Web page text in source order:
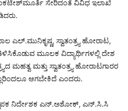
ಸೇರಿದಂತೆ ವಿವಿಧ ಇಲಾಖೆ
ಎಲ್.ಮುನಿಕೃಷ್ಣ, ಸ್ವಾತಂತ್ರ್ಯ ಹೋರಾಟ,
ಮೂಲಕ ವಿದ್ಯಾರ್ಥಿಗಳಲ್ಲಿ ದೇಶ
ಮಹತ್ವ ಮತ್ತು ಸ್ವಾತಂತ್ರ್ಯ ಹೋರಾಟಗಾರರ
ಆಗಬೇಕಿದೆ ಎಂದರು.
ನಿರ್ದೇಶಕ ಎನ್.ಅಶೋಕ್, ಎನ್‌.ಸಿ.ಸಿ